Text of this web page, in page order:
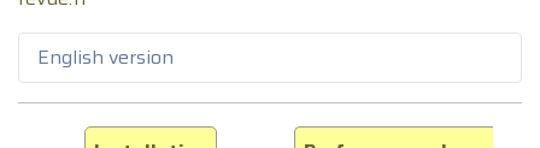
English version